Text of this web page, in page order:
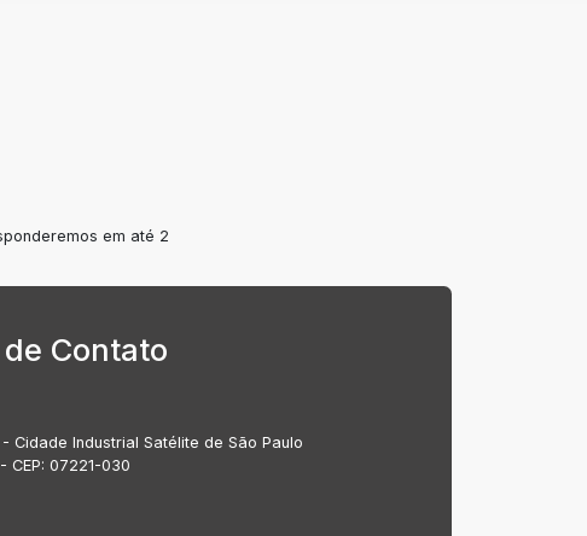
em até 2
Contato
Cidade Industrial Satélite de São Paulo
CEP: 07221-030